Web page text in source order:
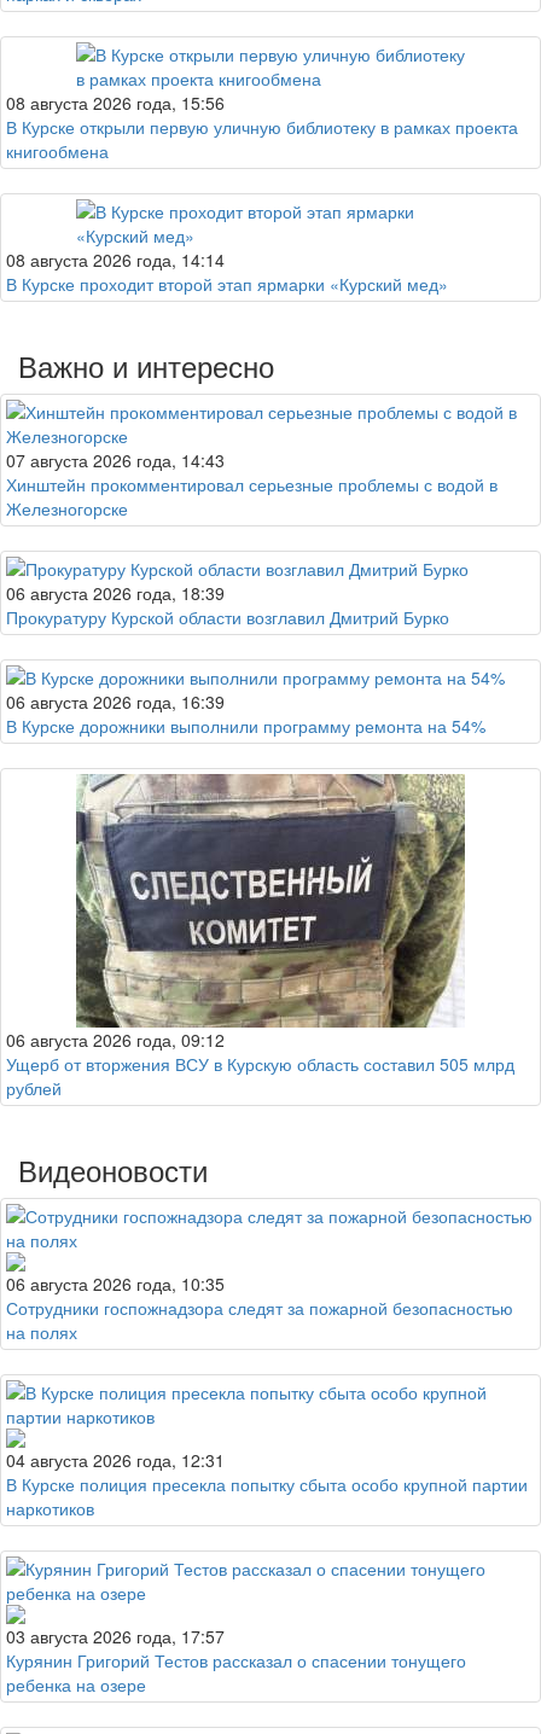
08 августа 2026 года, 15:56
В Курске открыли первую уличную библиотеку в рамках проекта
книгообмена
08 августа 2026 года, 14:14
В Курске проходит второй этап ярмарки «Курский мед»
Важно и интересно
07 августа 2026 года, 14:43
Хинштейн прокомментировал серьезные проблемы с водой в
Железногорске
06 августа 2026 года, 18:39
Прокуратуру Курской области возглавил Дмитрий Бурко
06 августа 2026 года, 16:39
В Курске дорожники выполнили программу ремонта на 54%
06 августа 2026 года, 09:12
Ущерб от вторжения ВСУ в Курскую область составил 505 млрд
рублей
Видеоновости
06 августа 2026 года, 10:35
Сотрудники госпожнадзора следят за пожарной безопасностью
на полях
04 августа 2026 года, 12:31
В Курске полиция пресекла попытку сбыта особо крупной партии
наркотиков
03 августа 2026 года, 17:57
Курянин Григорий Тестов рассказал о спасении тонущего
ребенка на озере